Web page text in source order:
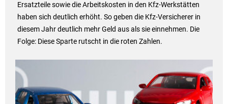
Ersatzteile sowie die Arbeitskosten in den Kfz-Werkstätten
haben sich deutlich erhöht. So geben die Kfz-Versicherer in
diesem Jahr deutlich mehr Geld aus als sie einnehmen. Die
Folge: Diese Sparte rutscht in die roten Zahlen.